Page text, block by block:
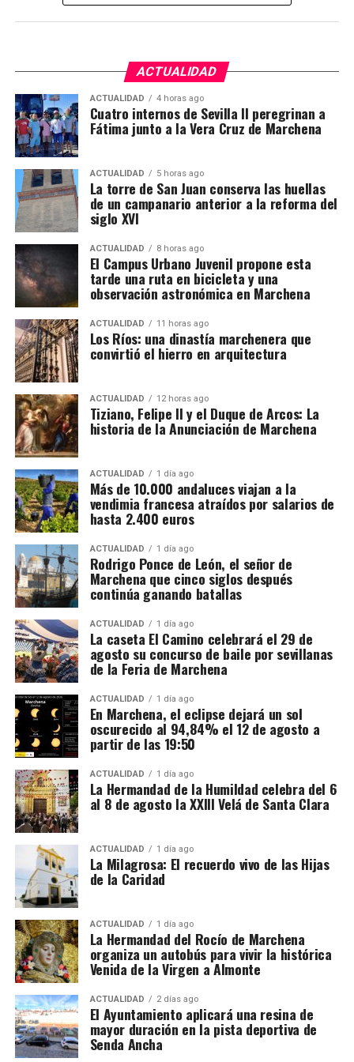
propia ciudad, y anunciada por el monarca sólo
Felipe II, consciente del talento de Tiziano, le confió
la realización de susPoesías,una serie de cuadros
mitológicos que desbordaban
profundamente al monarca, fueLa Anunciación
Tiziano. Su dramatismo, la iluminación etérea y la
intensidad emocional la convirtieron en una
referencia obligada
aquí donde entra en juego la figura deVasco Pereira
De Tiziano a Vasco Pereira
Vasco Pereira, un pintor portugués afincado en
Sevilla, fue testigo del impacto que Tiziano tenía en
municipios de Almería.
La mayoría no viaja a buscar trabajo sobre el
terreno. Aproximadamente el 90% repite campaña y
se desplaza en cuadrillas contratadas previamente
por explotaciones que ya conocen. Muchos puestos
han pasado de padres a hijos y se mantienen desde
hace décadas.
Cuándo comienza la vendimia
Las primeras incorporaciones están previstas desde
mediados de agosto en las zonas francesas donde la
uva madura antes. La campaña se extenderá durante
septiembre en regiones como Borgoña, Champaña,
Beaujolais y Burdeos.
Los contratos suelen durar entre diez días y tres
semanas. Algunos trabajadores enlazan varias
explotaciones y permanecen en Francia durante más
de un mes. La fecha exacta depende de la
maduración de la uva y de las temperaturas.
Cuánto se cobra
El salario mínimo oficial francés es de 12,02 euros
brutos por hora. Sin embargo, las ofertas actuales
consultadas por France Travail ofrecen entre 12,31 y
14,50 euros brutos, dependiendo de la finca y del
trabajo realizado.
CCOO calcula unos ingresos de entre 1.900 y 2.337
euros netos mensuales, que pueden aproximarse a
2.400 euros cuando se realizan horas extraordinarias
o se reciben complementos.
La jornada ordinaria es de 35 horas semanales. Las
horas adicionales deben pagarse con los siguientes
recargos:
De la hora 36 a la 43: un 25% más.
El contrato también debe incluir una compensación
por vacaciones de al menos el 10% del salario bruto.
Alojamiento, comida y
transporte
No todas las explotaciones ofrecen las mismas
condiciones. Algunas proporcionan alojamiento y
comida gratuitamente, otras solamente vivienda o
una comida diaria y también existen contratos sin
ACTUALIDAD
ACTUALIDAD 4 horas ago
Cuatro internos de Sevilla II peregrinan a
Fátima junto a la Vera Cruz de Marchena
ACTUALIDAD 5 horas ago
La torre de San Juan conserva las huellas
de un campanario anterior a la reforma del
siglo XVI
ACTUALIDAD 8 horas ago
El Campus Urbano Juvenil propone esta
tarde una ruta en bicicleta y una
observación astronómica en Marchena
ACTUALIDAD 11 horas ago
Los Ríos: una dinastía marchenera que
convirtió el hierro en arquitectura
ACTUALIDAD 12 horas ago
Tiziano, Felipe II y el Duque de Arcos: La
historia de la Anunciación de Marchena
ACTUALIDAD 1 día ago
Más de 10.000 andaluces viajan a la
vendimia francesa atraídos por salarios de
hasta 2.400 euros
ACTUALIDAD 1 día ago
Rodrigo Ponce de León, el señor de
Marchena que cinco siglos después
continúa ganando batallas
ACTUALIDAD 1 día ago
La caseta El Camino celebrará el 29 de
agosto su concurso de baile por sevillanas
de la Feria de Marchena
ACTUALIDAD 1 día ago
En Marchena, el eclipse dejará un sol
oscurecido al 94,84% el 12 de agosto a
partir de las 19:50
ACTUALIDAD 1 día ago
La Hermandad de la Humildad celebra del 6
al 8 de agosto la XXIII Velá de Santa Clara
ACTUALIDAD 1 día ago
La Milagrosa: El recuerdo vivo de las Hijas
de la Caridad
ACTUALIDAD 1 día ago
La Hermandad del Rocío de Marchena
organiza un autobús para vivir la histórica
Venida de la Virgen a Almonte
ACTUALIDAD 2 días ago
El Ayuntamiento aplicará una resina de
mayor duración en la pista deportiva de
Senda Ancha